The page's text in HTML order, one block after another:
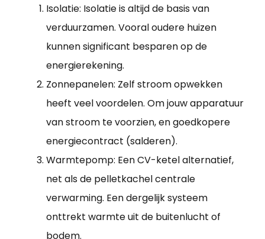
Isolatie: Isolatie is altijd de basis van
verduurzamen. Vooral oudere huizen
kunnen significant besparen op de
energierekening.
Zonnepanelen: Zelf stroom opwekken
heeft veel voordelen. Om jouw apparatuur
van stroom te voorzien, en goedkopere
energiecontract (salderen).
Warmtepomp: Een CV-ketel alternatief,
net als de pelletkachel centrale
verwarming. Een dergelijk systeem
onttrekt warmte uit de buitenlucht of
bodem.